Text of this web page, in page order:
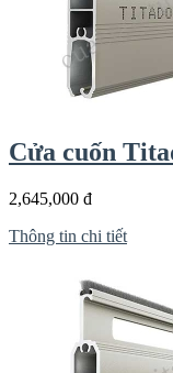
Cửa cuốn
2,645,000 đ
Thông tin chi tiết